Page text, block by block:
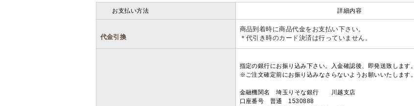
お支払い方法 詳細内容
代金引換
商品到着時に商品代金をお支払い下さい。
＊代引き時のカード決済は行っていません。
指定の銀行にお振り込み下さい。入金確認後、即発送致します。
※ご注文確定前にお振り込みなさらないようお願いいたします。
金融機関名 埼玉りそな銀行 川越支店
口座番号 普通 1530888